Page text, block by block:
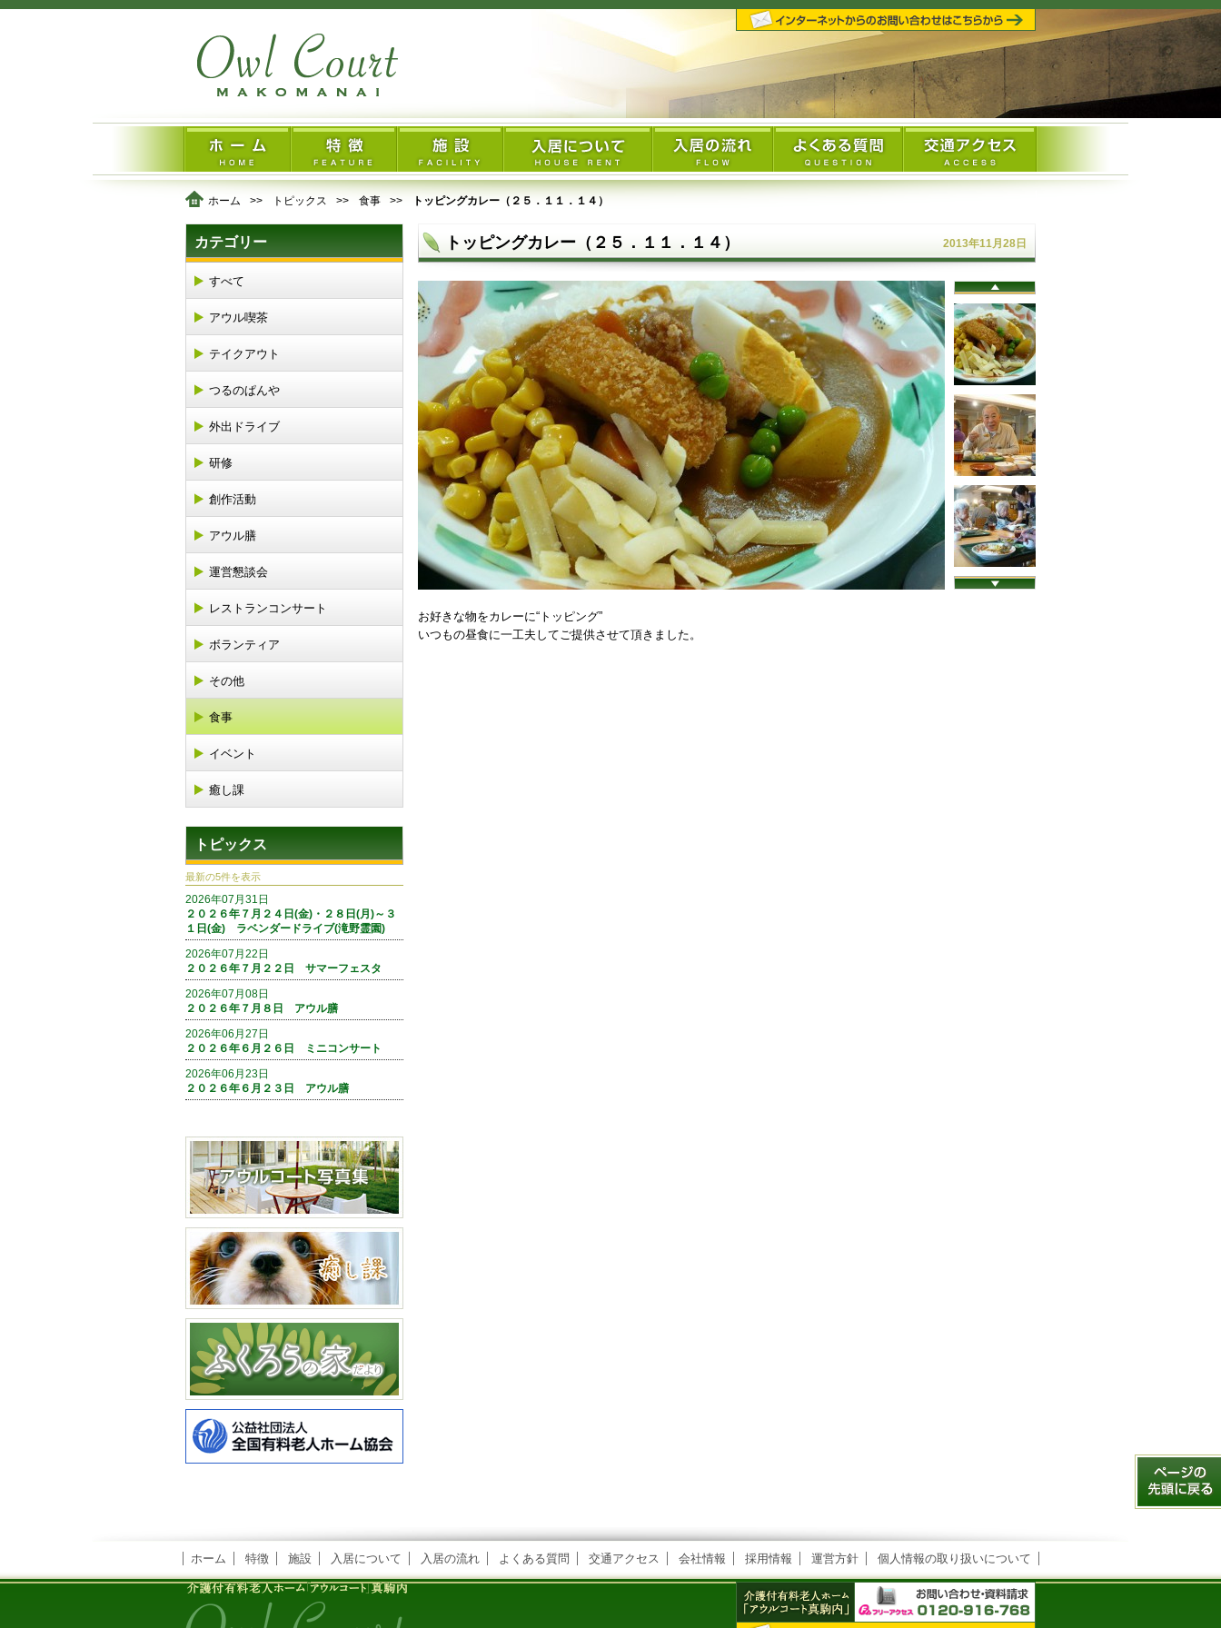
ホーム トピックス 食事 トッピングカレー（２５．１１．１４）
カテゴリー
すべて
アウル喫茶
テイクアウト
つるのぱんや
外出ドライブ
研修
創作活動
アウル膳
運営懇談会
レストランコンサート
ボランティア
その他
食事
イベント
癒し課
トピックス
最新の5件を表示
2026年07月31日
２０２６年７月２４日(金)・２８日(月)～３
１日(金) ラベンダードライブ(滝野霊園)
2026年07月22日
２０２６年７月２２日 サマーフェスタ
2026年07月08日
２０２６年７月８日 アウル膳
2026年06月27日
２０２６年６月２６日 ミニコンサート
2026年06月23日
２０２６年６月２３日 アウル膳
トッピングカレー（２５．１１．１４） 2013年11月28日
お好きな物をカレーに“トッピング”
いつもの昼食に一工夫してご提供させて頂きました。
ホーム 特徴 施設 入居について 入居の流れ よくある質問 交通アクセス 会社情報 採用情報 運営方針 個人情報の取り扱いについて